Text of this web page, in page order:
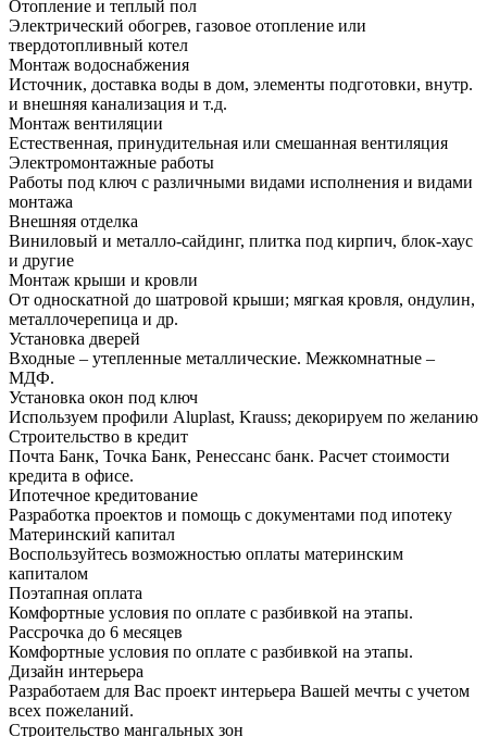
Отопление и теплый пол
Электрический обогрев, газовое отопление или
твердотопливный котел
Монтаж водоснабжения
Источник, доставка воды в дом, элементы подготовки, внутр.
и внешняя канализация и т.д.
Монтаж вентиляции
Естественная, принудительная или смешанная вентиляция
Электромонтажные работы
Работы под ключ с различными видами исполнения и видами
монтажа
Внешняя отделка
Виниловый и металло-сайдинг, плитка под кирпич, блок-хаус
и другие
Монтаж крыши и кровли
От односкатной до шатровой крыши; мягкая кровля, ондулин,
металлочерепица и др.
Установка дверей
Входные – утепленные металлические. Межкомнатные –
МДФ.
Установка окон под ключ
Используем профили Aluplast, Krauss; декорируем по желанию
Строительство в кредит
Почта Банк, Точка Банк, Ренессанс банк. Расчет стоимости
кредита в офисе.
Ипотечное кредитование
Разработка проектов и помощь с документами под ипотеку
Материнский капитал
Воспользуйтесь возможностью оплаты материнским
капиталом
Поэтапная оплата
Комфортные условия по оплате с разбивкой на этапы.
Рассрочка до 6 месяцев
Комфортные условия по оплате с разбивкой на этапы.
Дизайн интерьера
Разработаем для Вас проект интерьера Вашей мечты с учетом
всех пожеланий.
Строительство мангальных зон